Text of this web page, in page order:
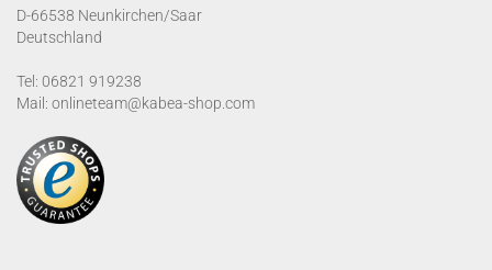
D-66538 Neunkirchen/Saar
Deutschland
Tel: 06821 919238
Mail: onlineteam@kabea-shop.com